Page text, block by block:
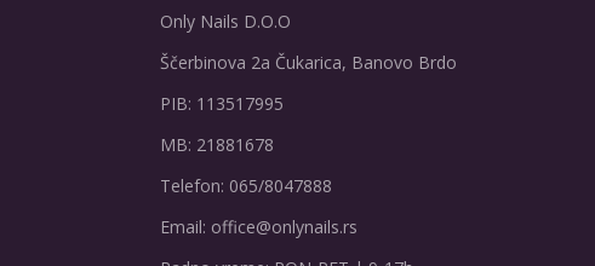
Only Nails D.O.O
Ščerbinova 2a Čukarica, Banovo Brdo
PIB: 113517995
MB: 21881678
Telefon: 065/8047888
Email: office@onlynails.rs